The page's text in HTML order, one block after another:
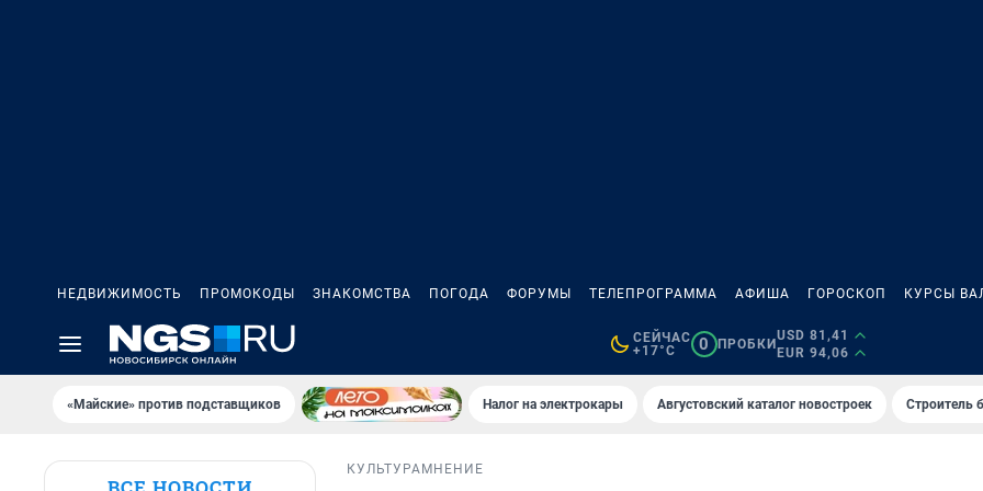
НЕДВИЖИМОСТЬ ПРОМОКОДЫ ЗНАКОМСТВА ПОГОДА ФОРУМЫ ТЕЛЕПРОГРАММА АФИША ГОРОСКОП КУРСЫ
СЕЙЧАС
+17°C
0 ПРОБКИ
USD 81,41
EUR 94,06
«Майские» против подставщиков Налог на электрокары Августовский каталог новостроек Строитель
КУЛЬТУРА МНЕНИЕ